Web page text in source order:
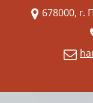
678000, г.